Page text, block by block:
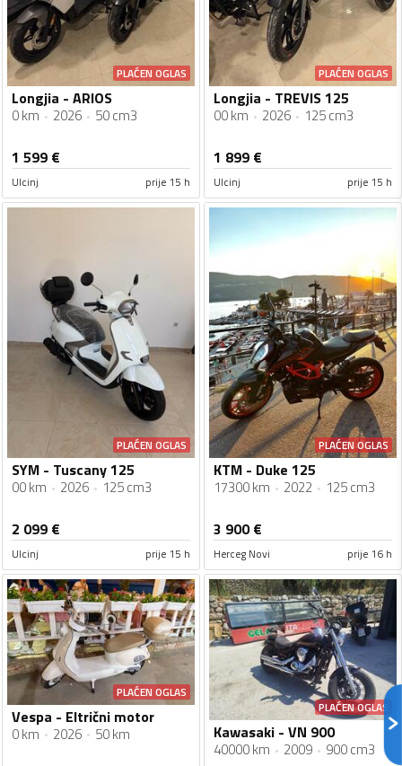
PLAĆEN OGLAS
Longjia - ARIOS
0 km 2026 50 cm3
1 599 €
Ulcinj prije 15 h
PLAĆEN OGLAS
Longjia - TREVIS 125
00 km 2026 125 cm3
1 899 €
Ulcinj prije 15 h
PLAĆEN OGLAS
SYM - Tuscany 125
00 km 2026 125 cm3
2 099 €
Ulcinj prije 15 h
PLAĆEN OGLAS
KTM - Duke 125
17300 km 2022 125 cm3
3 900€
Herceg Novi prije 16 h
PLAĆEN OGLAS
Vespa - Eltrični motor
0 km 2026 50 km
PLAĆEN OGLAS
Kawasaki - VN 900
40000 km 2009 900 cm3